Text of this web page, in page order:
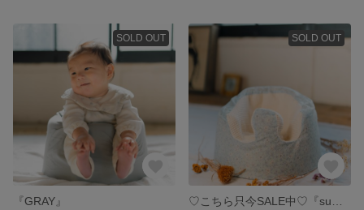
SOLD OUT
『GRAY』
SOLD OUT